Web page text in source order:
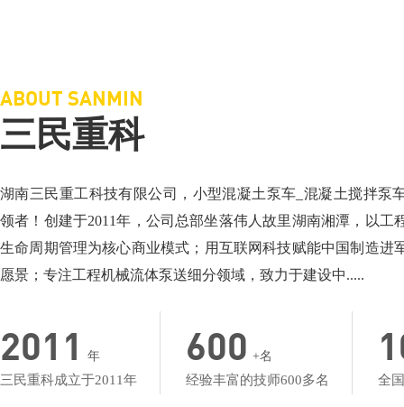
ABOUT SANMIN
三民重科
湖南三民重工科技有限公司，小型混凝土泵车_混凝土搅拌泵
领者！创建于2011年，公司总部坐落伟人故里湖南湘潭，以工
生命周期管理为核心商业模式；用互联网科技赋能中国制造进
愿景；专注工程机械流体泵送细分领域，致力于建设中.....
2011 年
三民重科成立于2011年 600 +名
经验丰富的技师600多名 全